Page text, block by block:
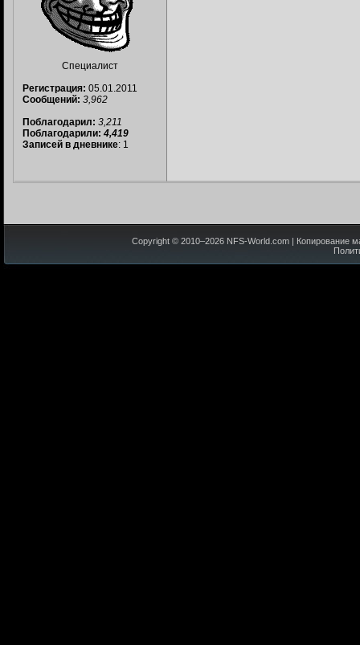
Специалист
Регистрация: 05.01.2011
Сообщений: 3,962
Поблагодарил: 3,211
Поблагодарили: 4,419
Записей в дневнике: 1
Copyright © 2010–2026 NFS-World.com | Копирование